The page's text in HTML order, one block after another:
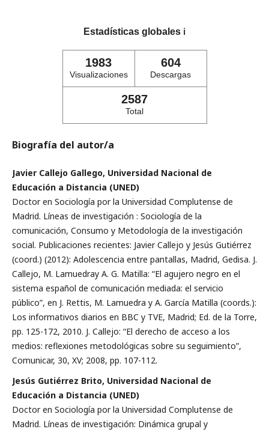
Estadísticas globales ℹ️
1983
Visualizaciones
604
Descargas
2587
Total
Biografía del autor/a
Javier Callejo Gallego, Universidad Nacional de
Educación a Distancia (UNED)
Doctor en Sociología por la Universidad Complutense de
Madrid. Líneas de investigación : Sociología de la
comunicación, Consumo y Metodología de la investigación
social. Publicaciones recientes: Javier Callejo y Jesús Gutiérrez
(coord.) (2012): Adolescencia entre pantallas, Madrid, Gedisa. J.
Callejo, M. Lamuedray A. G. Matilla: “El agujero negro en el
sistema español de comunicación mediada: el servicio
público”, en J. Rettis, M. Lamuedra y A. García Matilla (coords.):
Los informativos diarios en BBC y TVE, Madrid; Ed. de la Torre,
pp. 125-172, 2010. J. Callejo: “El derecho de acceso a los
medios: reflexiones metodológicas sobre su seguimiento”,
Comunicar, 30, XV; 2008, pp. 107-112.
Jesús Gutiérrez Brito, Universidad Nacional de
Educación a Distancia (UNED)
Doctor en Sociología por la Universidad Complutense de
Madrid. Líneas de investigación: Dinámica grupal y